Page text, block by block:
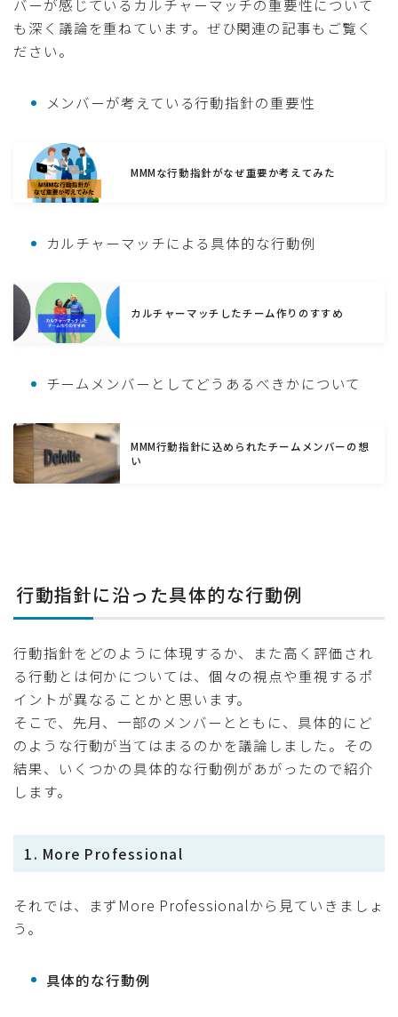
バーが感じているカルチャーマッチの重要性について
も深く議論を重ねています。ぜひ関連の記事もご覧く
ださい。
メンバーが考えている行動指針の重要性
MMMな行動指針がなぜ重要か考えてみた
カルチャーマッチによる具体的な行動例
カルチャーマッチしたチーム作りのすすめ
チームメンバーとしてどうあるべきかについて
MMM行動指針に込められたチームメンバーの想
い
行動指針に沿った具体的な行動例
行動指針をどのように体現するか、また高く評価され
る行動とは何かについては、個々の視点や重視するポ
イントが異なることかと思います。
そこで、先月、一部のメンバーとともに、具体的にど
のような行動が当てはまるのかを議論しました。その
結果、いくつかの具体的な行動例があがったので紹介
します。
1. More Professional
それでは、まずMore Professionalから見ていきましょ
う。
具体的な行動例